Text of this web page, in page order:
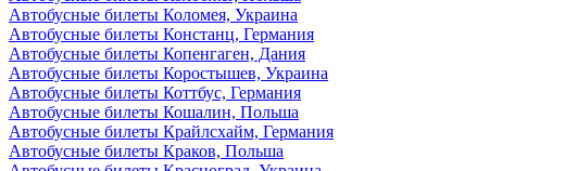
Автобусные билеты Коломея, Украина
Автобусные билеты Констанц, Германия
Автобусные билеты Копенгаген, Дания
Автобусные билеты Коростышев, Украина
Автобусные билеты Коттбус, Германия
Автобусные билеты Кошалин, Польша
Автобусные билеты Крайлсхайм, Германия
Автобусные билеты Краков, Польша